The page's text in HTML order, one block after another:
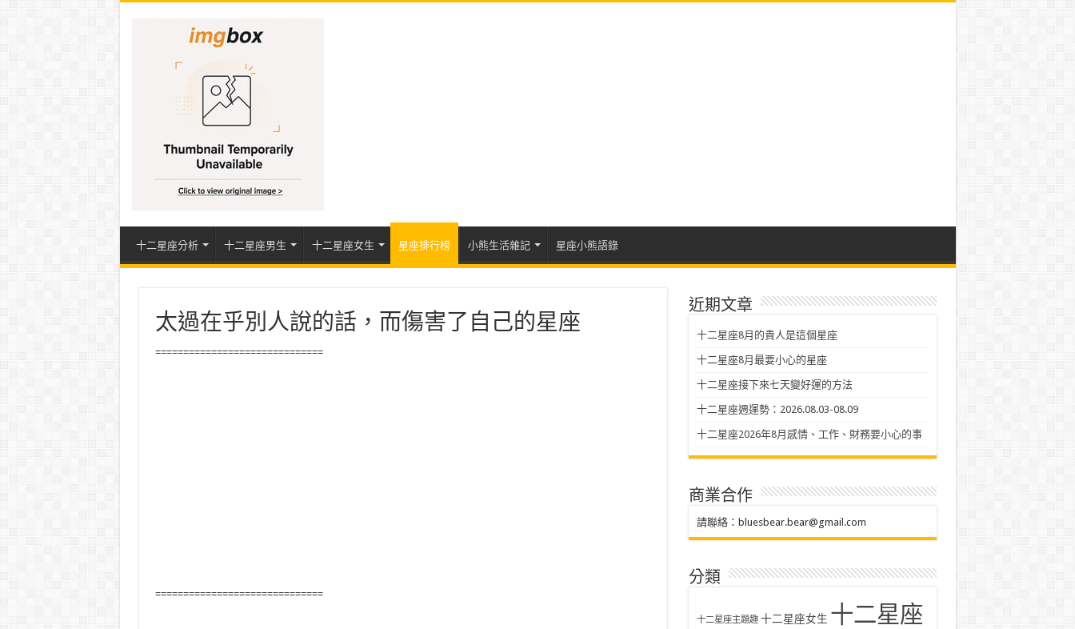
十二星座分析 十二星座男生 十二星座女生 星座排行榜 小熊生活雜記 星座小熊語錄
太過在乎別人說的話，而傷害了自己的星座
==============================
==============================
近期文章
十二星座8月的貴人是這個星座
十二星座8月最要小心的星座
十二星座接下來七天變好運的方法
十二星座週運勢：2026.08.03-08.09
十二星座2026年8月感情、工作、財務要小心的事
商業合作
請聯絡： bluesbear.bear@gmail.com
分類
十二星座主題趣 十二星座女生 十二星座